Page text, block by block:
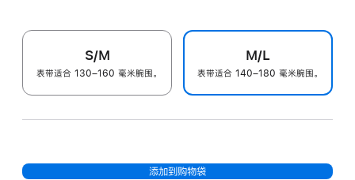
S/M
表带适合 130–160 毫米腕围。
M/L
表带适合 140–180 毫米腕围。
添加到购物袋